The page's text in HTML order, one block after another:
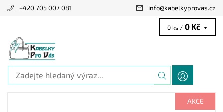
+420 705 007 081 info@kabelkyprovas.cz
0 ks / 0 Kč
AKCE